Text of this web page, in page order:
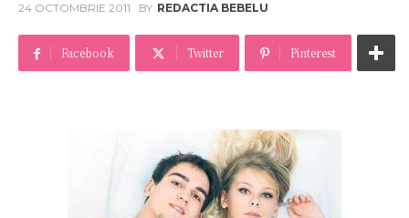
24 OCTOMBRIE 2011 BY REDACTIA BEBELU
Facebook Twitter Pinterest